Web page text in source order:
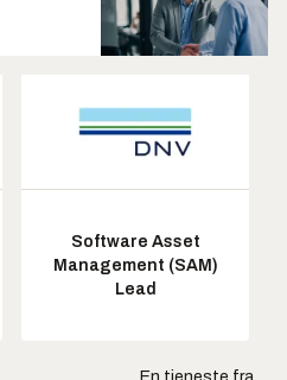
Software Asset
Management (SAM)
Lead